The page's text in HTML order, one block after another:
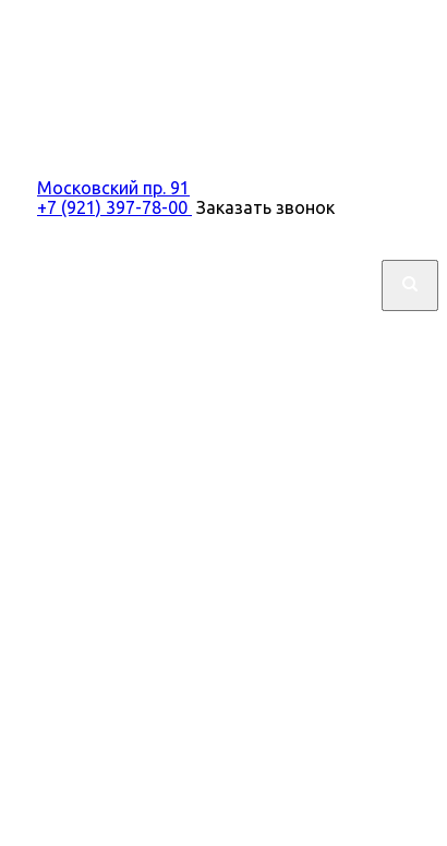
Московский пр. 91
+7 (921) 397-78-00 Заказать звонок